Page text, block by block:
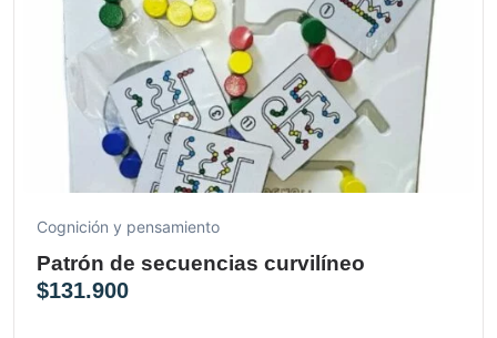
Cognición y pensamiento
Patrón de secuencias curvilíneo
$131.900